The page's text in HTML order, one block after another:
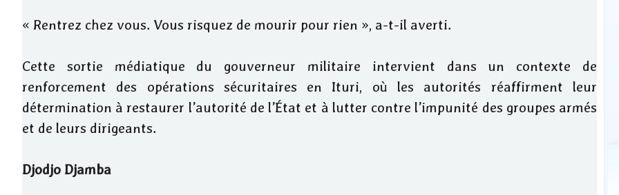
« Rentrez chez vous. Vous risquez de mourir pour rien », a-t-il averti.
Cette sortie médiatique du gouverneur militaire intervient dans un contexte de
renforcement des opérations sécuritaires en Ituri, où les autorités réaffirment leur
détermination à restaurer l’autorité de l’État et à lutter contre l’impunité des groupes armés
et de leurs dirigeants.
Djodjo Djamba